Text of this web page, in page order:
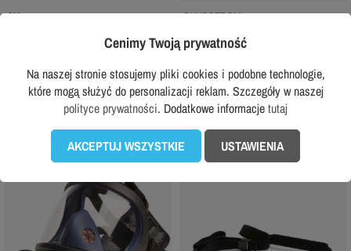
3M
Rekomendowana cena producenta:
39,99 zł
SUNDSTROM
SR 100 + SR 221 + SR 510
209,99 złz VAT
Rekomendowana cena producenta:
289,99 zł
favorite_border
Cenimy Twoją prywatność
Na naszej stronie stosujemy pliki cookies i podobne technologie,
które mogą służyć do personalizacji reklam. Szczegóły w naszej
polityce prywatności. Dodatkowe informacjetutaj
AKCEPTUJ WSZYSTKIE USTAWIENIA